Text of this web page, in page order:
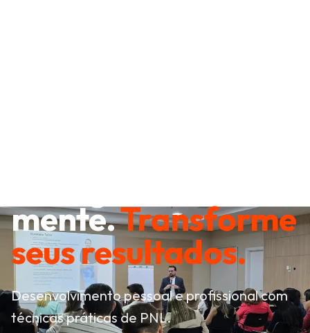
mente.Transforme
seus resultados.
Desenvolvimento pessoal e profissional com
técnicas práticas de PNL.